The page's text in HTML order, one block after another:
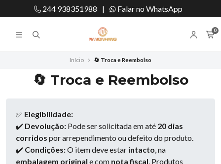
244 938351988 | Falar no WhatsApp
0
Início 🔄 Troca e Reembolso
🔄 Troca e Reembolso
✅ Elegibilidade:
✔️ Devolução: Pode ser solicitada em até 20 dias
corridos por arrependimento ou defeito do produto.
✔️ Condições:O item deve estar intacto, na
embalagem original e com nota fiscal. Produtos